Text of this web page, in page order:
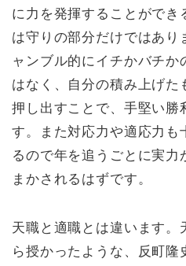
に力を発揮することができ
は守りの部分だけではあり
ャンブル的にイチかバチか
はなく、自分の積み上げた
押し出すことで、手堅い勝
す。また対応力や適応力も
るので年を追うごとに実力
まかされるはずです。
天職と適職とは違います。
ら授かったような、反町隆